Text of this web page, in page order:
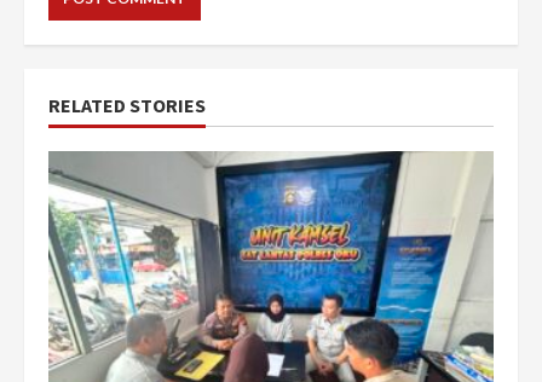
RELATED STORIES